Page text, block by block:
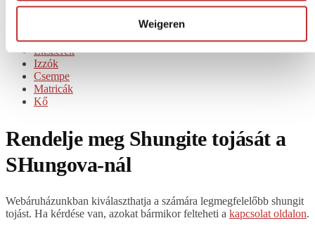
Weigeren
Piramisok
Ékszerek
Izzók
Csempe
Matricák
Kő
Rendelje meg Shungite tojását a
SHungova-nál
Webáruházunkban kiválaszthatja a számára legmegfelelőbb shungit
tojást. Ha kérdése van, azokat bármikor felteheti a kapcsolat oldalon.